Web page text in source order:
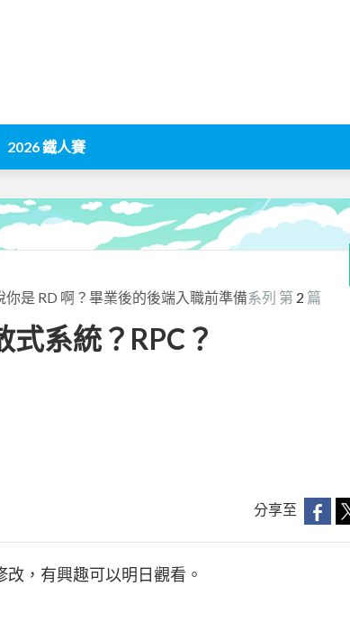
2026 鐵人賽
是 RD 啊？畢業後的後端入職前準備系列 第 2 篇
式系統？RPC？
分享至
，有興趣可以明日觀看。